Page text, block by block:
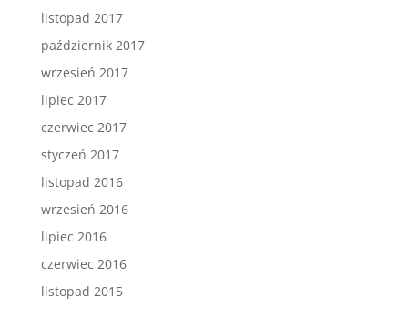
listopad 2017
październik 2017
wrzesień 2017
lipiec 2017
czerwiec 2017
styczeń 2017
listopad 2016
wrzesień 2016
lipiec 2016
czerwiec 2016
listopad 2015